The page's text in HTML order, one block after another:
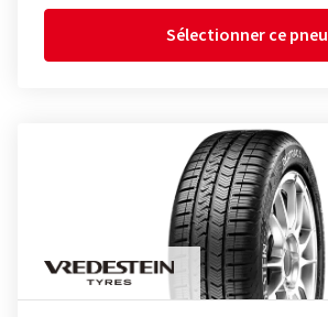
Sélectionner ce pneu